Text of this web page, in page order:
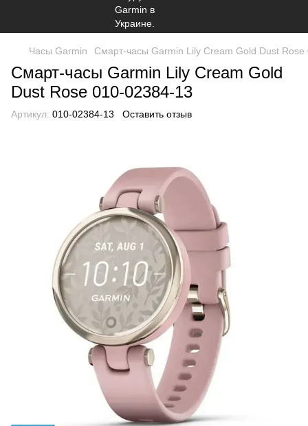
Часы Garmin Смарт-часы Garmin Lily Cream Gold Dust
Смарт-часы Garmin Lily Cream Gold
Dust Rose 010-02384-13
Артикул: 010-02384-13 Оставить отзыв